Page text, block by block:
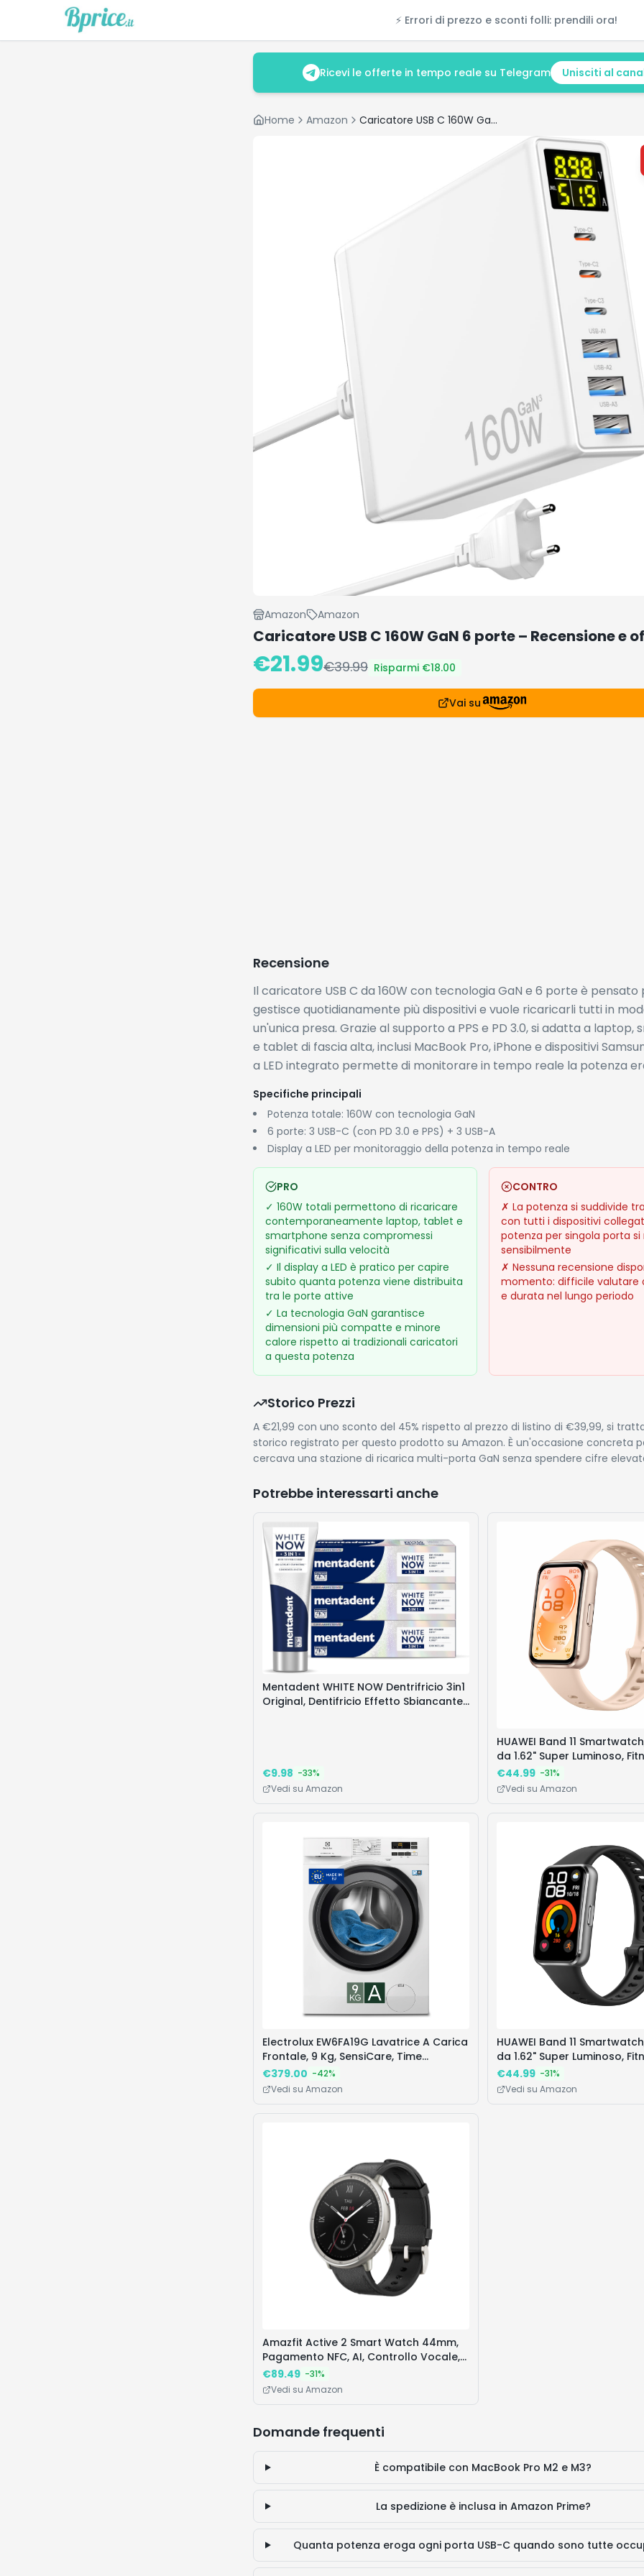
⚡ Errori di prezzo e sconti folli: prendili ora!
Ricevi le offerte in tempo reale su Telegram Unisciti al
Home Amazon Caricatore USB C 160W GaN 6 porte – Recensione e offerta
Amazon Amazon
Caricatore USB C 160W GaN 6 porte – Recensione e
€21.99€39.99 Risparmi €18.00
Vai su
Recensione
Il caricatore USB C da 160W con tecnologia GaN e 6 porte è pensato
gestisce quotidianamente più dispositivi e vuole ricaricarli tutti in
un'unica presa. Grazie al supporto a PPS e PD 3.0, si adatta a laptop,
e tablet di fascia alta, inclusi MacBook Pro, iPhone e dispositivi
a LED integrato permette di monitorare in tempo reale la potenza
Specifiche principali
Potenza totale: 160W con tecnologia GaN
6 porte: 3 USB-C (con PD 3.0 e PPS) + 3 USB-A
Display a LED per monitoraggio della potenza in tempo reale
PRO
✓ 160W totali permettono di ricaricare
contemporaneamente laptop, tablet e
smartphone senza compromessi
significativi sulla velocità
✓ Il display a LED è pratico per capire
subito quanta potenza viene distribuita
tra le porte attive
✓ La tecnologia GaN garantisce
dimensioni più compatte e minore
calore rispetto ai tradizionali caricatori
a questa potenza
CONTRO
✗ La potenza si suddivide
con tutti i dispositivi
potenza per singola porta si
sensibilmente
✗ Nessuna recensione
momento: difficile valutare
e durata nel lungo periodo
Storico Prezzi
A €21,99 con uno sconto del 45% rispetto al prezzo di listino di €39,99, si
storico registrato per questo prodotto su Amazon. È un'occasione concreta
cercava una stazione di ricarica multi-porta GaN senza spendere cifre
Potrebbe interessarti anche
Mentadent WHITE NOW Dentrifricio 3in1
Original, Dentifricio Effetto Sbiancante
€9.98 -33%
Vedi su Amazon
HUAWEI Band 11
da 1.62" Super Luminoso,
Tracker HRV del Sonno
Giorni, 5ATM Livello di
Emotivo, Beige
€44.99 -31%
Vedi su Amazon
Electrolux EW6FA19G Lavatrice A Carica
Frontale, 9 Kg, SensiCare, Time
Manager, Programma Hygiene/Rapido,
Motore Inverter+, Prosense,
Classe A
€379.00 -42%
Vedi su Amazon
HUAWEI Band 11
da 1.62" Super Luminoso,
Tracker HRV del Sonno
Giorni, 5ATM Livello di
€44.99 -31%
Vedi su Amazon
Amazfit Active 2 Smart Watch 44mm,
Pagamento NFC, AI, Controllo Vocale,
GPS e Mappe Gratuite, Batteria da 10
Giorni, 160+ Modalità Sportive,
€89.49 -31%
Vedi su Amazon
Domande frequenti
È compatibile con MacBook Pro M2 e M3?
La spedizione è inclusa in Amazon Prime?
Quanta potenza eroga ogni porta USB-C quando sono tutte